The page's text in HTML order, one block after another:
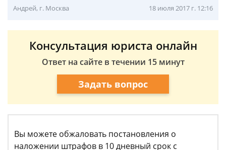
Андрей, г. Москва 18 июля 2017 г. 12:16
Консультация юриста онлайн
Ответ на сайте в течении 15 минут
Задать вопрос
​Вы можете обжаловать постановления о
наложении штрафов в 10 дневный срок с